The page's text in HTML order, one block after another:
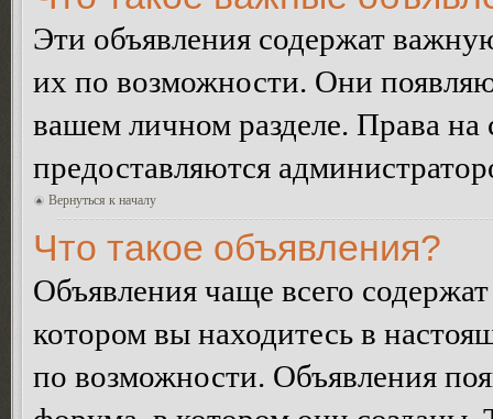
Эти объявления содержат
их по возможности. Они
вашем личном разделе. Права
предоставляются
Вернуться к началу
Что такое объявления?
Объявления чаще всего
котором вы находитесь в
по возможности. Объявления